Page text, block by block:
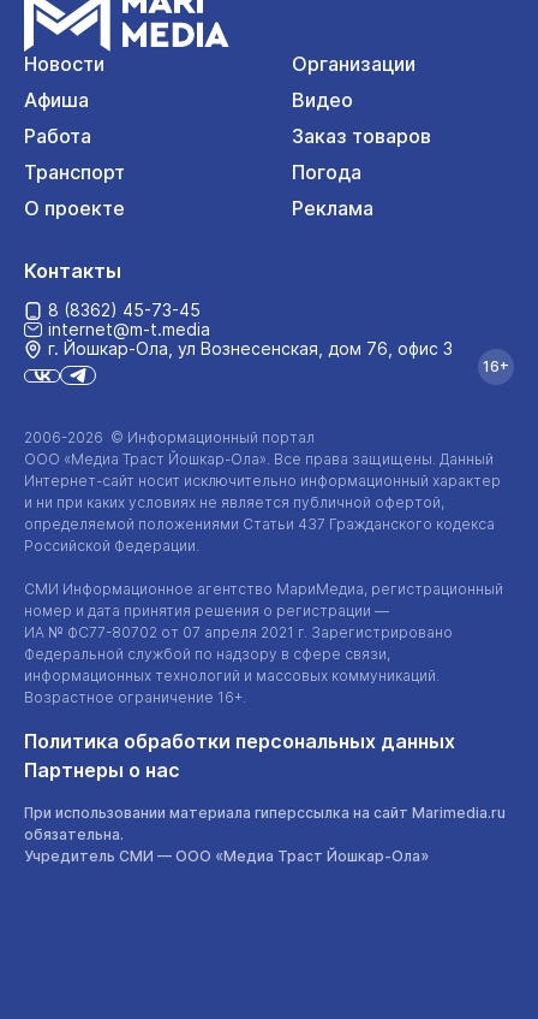
Новости
Организации
Афиша
Видео
Работа
Заказ товаров
Транспорт
Погода
О проекте
Реклама
2006-2026 © Информационный портал
ООО «Медиа Траст Йошкар-Ола». Все права защищены. Данный
Интернет-сайт носит исключительно информационный характер
и ни при каких условиях не является публичной офертой,
определяемой положениями Статьи 437 Гражданского кодекса
Российской Федерации.
СМИ Информационное агентство МариМедиа, регистрационный
номер и дата принятия решения о регистрации —
ИА № ФС77-80702 от 07 апреля 2021 г. Зарегистрировано
Федеральной службой по надзору в сфере связи,
информационных технологий и массовых коммуникаций.
Возрастное ограничение 16+.
Политика обработки персональных данных
Партнеры о нас
При использовании материала гиперссылка на сайт Marimedia.ru
обязательна.
Учредитель СМИ — ООО «Медиа Траст Йошкар-Ола»
Контакты
8 (8362) 45-73-45
internet@m-t.media
г. Йошкар‑Ола, ул Вознесенская, дом 76, офис 3
16+